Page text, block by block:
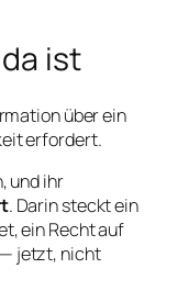
ist
über ein
erfordert.
und ihr
. Darin steckt ein
ein Recht auf
jetzt, nicht